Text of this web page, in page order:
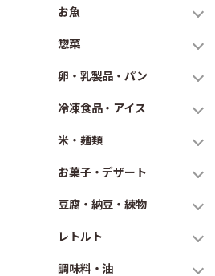
お魚
惣菜
卵・乳製品・パン
冷凍食品・アイス
米・麺類
お菓子・デザート
豆腐・納豆・練物
レトルト
調味料・油